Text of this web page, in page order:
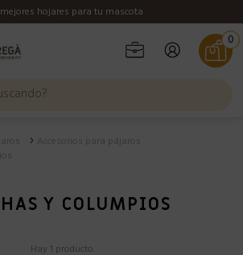
hojares para tu mascota
0
Y COLUMPIOS
Hay 1 producto.